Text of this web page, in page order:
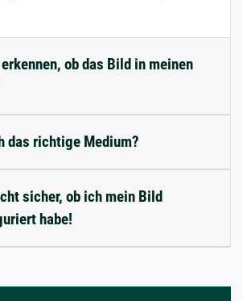
ob das Bild in meinen
das richtige Medium?
sicher, ob ich mein Bild
habe!